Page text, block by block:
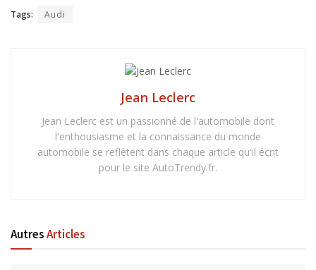
Tags: Audi
Jean Leclerc
Jean Leclerc est un passionné de l'automobile dont
l'enthousiasme et la connaissance du monde
automobile se reflètent dans chaque article qu'il écrit
pour le site AutoTrendy.fr.
AutresArticles